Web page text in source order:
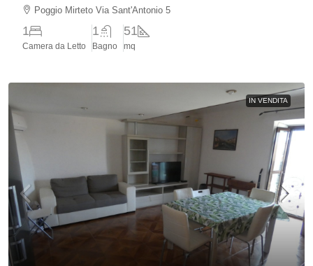
Poggio Mirteto Via Sant'Antonio 5
1
Camera da Letto
1
Bagno
51
mq
IN VENDITA